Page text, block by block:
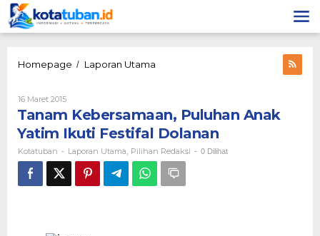
Lewati
ke
konten
Homepage / Laporan Utama
Yatim
Ikuti
Festifal
Dolanan
16 Maret 2015Oleh
Kotatuban
‎Tanam Kebersamaan, Puluhan Anak
Yatim Ikuti Festifal Dolanan
Kotatuban - Laporan Utama Pilihan Redaksi - 0 Dilihat